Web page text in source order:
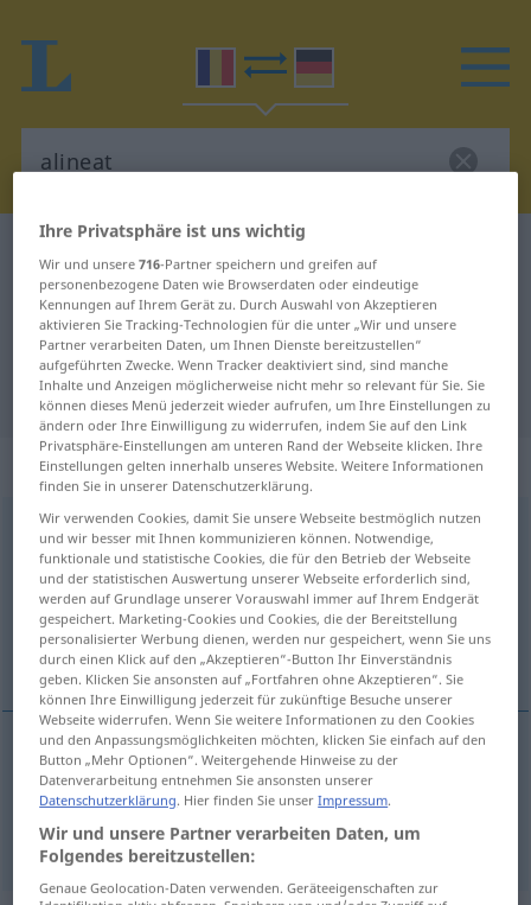
Rumänisch-Deutsch Übersetzung
für "alineat"
"alineat" Deutsch Übersetzung
„alineat“: neutru
alineatn
Übersicht aller Übersetzungen
(Für mehr Details die Übersetzung anklicken/antippen)
Absatz, Abschnitt
Absatzm alineat
Abschnittm alineat
Ihre Privatsphäre ist uns wichtig
Wir und unsere716-Partner speichern und greifen auf
personenbezogene Daten wie Browserdaten oder eindeutige
Kennungen auf Ihrem Gerät zu. Durch Auswahl von Akzeptieren
aktivieren Sie Tracking-Technologien für die unter „Wir und unsere
Partner verarbeiten Daten, um Ihnen Dienste bereitzustellen“
aufgeführten Zwecke. Wenn Tracker deaktiviert sind, sind manche
Inhalte und Anzeigen möglicherweise nicht mehr so relevant für Sie. Sie
können dieses Menü jederzeit wieder aufrufen, um Ihre Einstellungen zu
ändern oder Ihre Einwilligung zu widerrufen, indem Sie auf den Link
Privatsphäre-Einstellungen am unteren Rand der Webseite klicken. Ihre
Einstellungen gelten innerhalb unseres Website. Weitere Informationen
finden Sie in unserer Datenschutzerklärung.
Wir verwenden Cookies, damit Sie unsere Webseite bestmöglich nutzen
und wir besser mit Ihnen kommunizieren können. Notwendige,
funktionale und statistische Cookies, die für den Betrieb der Webseite
und der statistischen Auswertung unserer Webseite erforderlich sind,
werden auf Grundlage unserer Vorauswahl immer auf Ihrem Endgerät
gespeichert. Marketing-Cookies und Cookies, die der Bereitstellung
personalisierter Werbung dienen, werden nur gespeichert, wenn Sie uns
durch einen Klick auf den „Akzeptieren“-Button Ihr Einverständnis
geben. Klicken Sie ansonsten auf „Fortfahren ohne Akzeptieren“. Sie
können Ihre Einwilligung jederzeit für zukünftige Besuche unserer
Webseite widerrufen. Wenn Sie weitere Informationen zu den Cookies
und den Anpassungsmöglichkeiten möchten, klicken Sie einfach auf den
Button „Mehr Optionen“. Weitergehende Hinweise zu der
Datenverarbeitung entnehmen Sie ansonsten unserer
Datenschutzerklärung. Hier finden Sie unserImpressum.
Wir und unsere Partner verarbeiten Daten, um
Folgendes bereitzustellen:
Genaue Geolocation-Daten verwenden. Geräteeigenschaften zur